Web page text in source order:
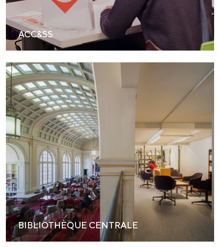
ACC&SS
BIBLIOTHÈQUE CENTRALE